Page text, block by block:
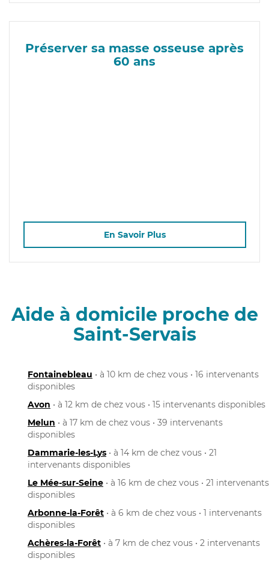
Préserver sa masse osseuse après
60 ans
En Savoir Plus
Aide à domicile proche de
Saint-Servais
Fontainebleau • à 10 km de chez vous • 16 intervenants
disponibles
Avon • à 12 km de chez vous • 15 intervenants disponibles
Melun • à 17 km de chez vous • 39 intervenants
disponibles
Dammarie-les-Lys • à 14 km de chez vous • 21
intervenants disponibles
Le Mée-sur-Seine • à 16 km de chez vous • 21 intervenants
disponibles
Arbonne-la-Forêt • à 6 km de chez vous • 1 intervenants
disponibles
Achères-la-Forêt • à 7 km de chez vous • 2 intervenants
disponibles